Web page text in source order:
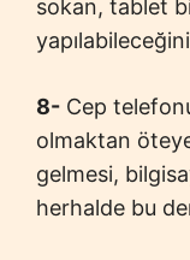
sokan, tablet
8- Cep
olmaktan
gelmesi,
herhalde bu